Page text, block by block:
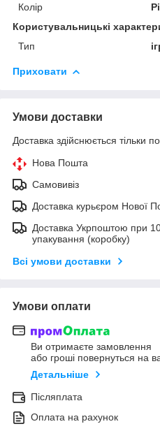
Колір
Користувальницькі
Тип
Приховати
Умови доставки
Доставка здійснюється тільки
Нова Пошта
Самовивіз
Доставка курьєром Нової
Доставка Укрпоштою при
упакування (коробку)
Всі умови доставки
Умови оплати
Ви отримаєте замовлення
або гроші повернуться на
Детальніше
Післяплата
Оплата на рахунок